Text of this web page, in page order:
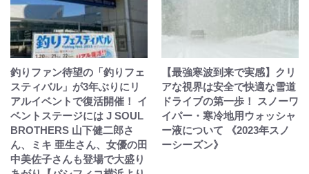
釣りファン待望の「釣りフェ
スティバル」が3年ぶりにリ
アルイベントで復活開催！ イ
ベントステージには J SOUL
BROTHERS 山下健二郎さ
ん、ミキ 亜生さん、女優の田
中美佐子さんも登場で大盛り
【最強寒波到来で実感】クリ
アな視界は安全で快適な雪道
ドライブの第一歩！ スノーワ
イパー・寒冷地用ウォッシャ
ー液について 《2023年スノ
ーシーズン》